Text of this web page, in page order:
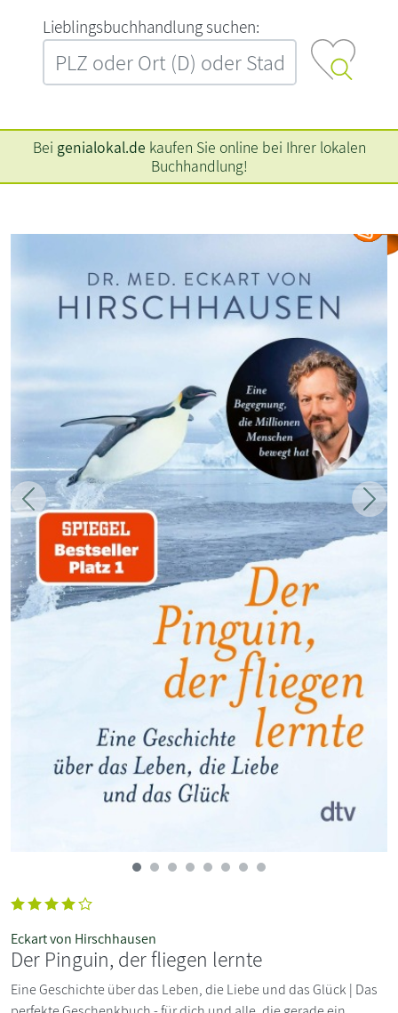
L‍i‍e‍b‍l‍i‍n‍g‍s‍b‍u‍c‍h‍h‍a‍n‍d‍l‍u‍n‍g‍ ‍s‍u‍c‍h‍e‍n‍:‍
Bei genialokal.de kaufen Sie online bei Ihrer lokalen
Buchhandlung!
Zurück
Eckart von Hirschhausen
Der Pinguin, der fliegen lernte
Eine Geschichte über das Leben, die Liebe und das Glück | Das